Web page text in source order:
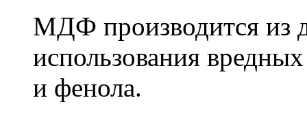
МДФ производится из
использования
и фенола.